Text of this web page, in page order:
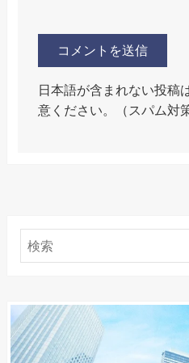
日本語が含まれない投稿
意ください。（スパム対策